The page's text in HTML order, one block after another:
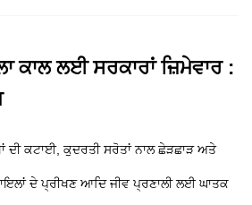
ਕਾਲ ਲਈ ਸਰਕਾਰਾਂ ਜ਼ਿਮੇਵਾਰ :
ਦੀ ਕਟਾਈ, ਕੁਦਰਤੀ ਸਰੋਤਾਂ ਨਾਲ ਛੇੜਛਾੜ ਅਤੇ
ਦੇ ਪ੍ਰੀਖਣ ਆਦਿ ਜੀਵ ਪ੍ਰਣਾਲੀ ਲਈ ਘਾਤਕ